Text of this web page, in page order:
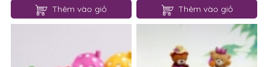
Thêm vào giỏ Thêm vào giỏ